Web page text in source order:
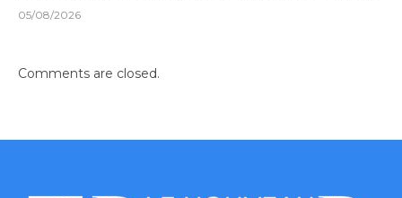
05/08/2026
Comments are closed.